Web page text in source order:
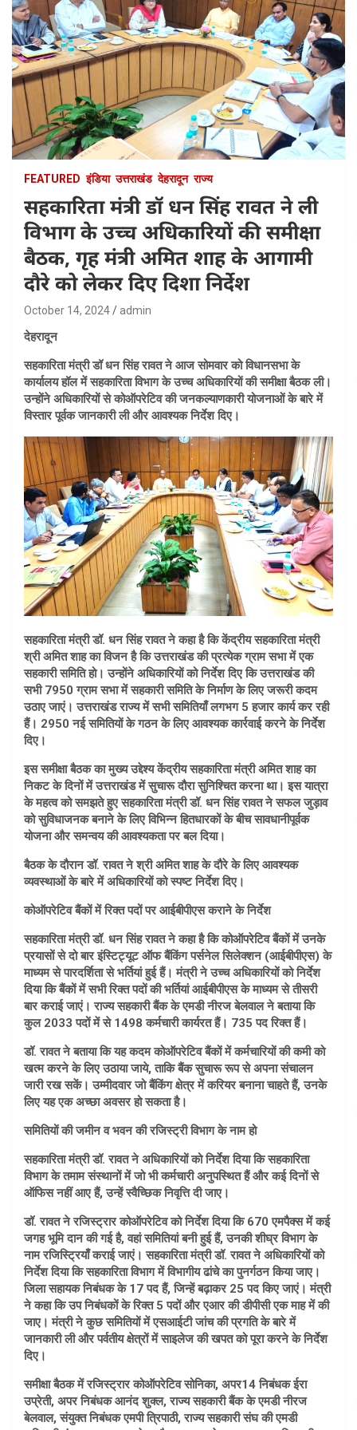
FEATURED इंडिया उत्तराखंड देहरादून राज्य
सहकारिता मंत्री डॉ धन सिंह रावत ने ली
विभाग के उच्च अधिकारियों की समीक्षा
बैठक, गृह मंत्री अमित शाह के आगामी
दौरे को लेकर दिए दिशा निर्देश
October 14, 2024 admin
देहरादून
सहकारिता मंत्री डॉ धन सिंह रावत ने आज सोमवार को विधानसभा के
कार्यालय हॉल में सहकारिता विभाग के उच्च अधिकारियों की समीक्षा बैठक ली।
उन्होंने अधिकारियों से कोऑपरेटिव की जनकल्याणकारी योजनाओं के बारे में
विस्तार पूर्वक जानकारी ली और आवश्यक निर्देश दिए।
सहकारिता मंत्री डॉ. धन सिंह रावत ने कहा है कि केंद्रीय सहकारिता मंत्री
श्री अमित शाह का विजन है कि उत्तराखंड की प्रत्येक ग्राम सभा में एक
सहकारी समिति हो। उन्होंने अधिकारियों को निर्देश दिए कि उत्तराखंड की
सभी 7950 ग्राम सभा में सहकारी समिति के निर्माण के लिए जरूरी कदम
उठाए जाएं। उत्तराखंड राज्य में सभी समितियाँ लगभग 5 हजार कार्य कर रही
हैं। 2950 नई समितियों के गठन के लिए आवश्यक कार्रवाई करने के निर्देश
दिए।
इस समीक्षा बैठक का मुख्य उद्देश्य केंद्रीय सहकारिता मंत्री अमित शाह का
निकट के दिनों में उत्तराखंड में सुचारू दौरा सुनिश्चित करना था। इस यात्रा
के महत्व को समझते हुए सहकारिता मंत्री डॉ. धन सिंह रावत ने सफल जुड़ाव
को सुविधाजनक बनाने के लिए विभिन्न हितधारकों के बीच सावधानीपूर्वक
योजना और समन्वय की आवश्यकता पर बल दिया।
बैठक के दौरान डॉ. रावत ने श्री अमित शाह के दौरे के लिए आवश्यक
व्यवस्थाओं के बारे में अधिकारियों को स्पष्ट निर्देश दिए।
कोऑपरेटिव बैंकों में रिक्त पदों पर आईबीपीएस कराने के निर्देश
सहकारिता मंत्री डॉ. धन सिंह रावत ने कहा है कि कोऑपरेटिव बैंकों में उनके
प्रयासों से दो बार इंस्टिट्यूट ऑफ बैंकिंग पर्सनेल सिलेक्शन (आईबीपीएस) के
माध्यम से पारदर्शिता से भर्तियां हुई हैं। मंत्री ने उच्च अधिकारियों को निर्देश
दिया कि बैंकों में सभी रिक्त पदों की भर्तियां आईबीपीएस के माध्यम से तीसरी
बार कराई जाएं। राज्य सहकारी बैंक के एमडी नीरज बेलवाल ने बताया कि
कुल 2033 पदों में से 1498 कर्मचारी कार्यरत हैं। 735 पद रिक्त हैं।
डॉ. रावत ने बताया कि यह कदम कोऑपरेटिव बैंकों में कर्मचारियों की कमी को
खत्म करने के लिए उठाया जाये, ताकि बैंक सुचारू रूप से अपना संचालन
जारी रख सकें। उम्मीदवार जो बैंकिंग क्षेत्र में करियर बनाना चाहते हैं, उनके
लिए यह एक अच्छा अवसर हो सकता है।
समितियों की जमीन व भवन की रजिस्ट्री विभाग के नाम हो
सहकारिता मंत्री डॉ. रावत ने अधिकारियों को निर्देश दिया कि सहकारिता
विभाग के तमाम संस्थानों में जो भी कर्मचारी अनुपस्थित हैं और कई दिनों से
ऑफिस नहीं आए हैं, उन्हें स्वैच्छिक निवृत्ति दी जाए।
डॉ. रावत ने रजिस्ट्रार कोऑपरेटिव को निर्देश दिया कि 670 एमपैक्स में कई
जगह भूमि दान की गई है, वहां समितियां बनी हुई हैं, उनकी शीघ्र विभाग के
नाम रजिस्ट्रियाँ कराई जाएं। सहकारिता मंत्री डॉ. रावत ने अधिकारियों को
निर्देश दिया कि सहकारिता विभाग में विभागीय ढांचे का पुनर्गठन किया जाए।
जिला सहायक निबंधक के 17 पद हैं, जिन्हें बढ़ाकर 25 पद किए जाएं। मंत्री
ने कहा कि उप निबंधकों के रिक्त 5 पदों और एआर की डीपीसी एक माह में की
जाए। मंत्री ने कुछ समितियों में एसआईटी जांच की प्रगति के बारे में
जानकारी ली और पर्वतीय क्षेत्रों में साइलेज की खपत को पूरा करने के निर्देश
दिए।
समीक्षा बैठक में रजिस्ट्रार कोऑपरेटिव सोनिका, अपर14 निबंधक ईरा
उप्रेती, अपर निबंधक आनंद शुक्ल, राज्य सहकारी बैंक के एमडी नीरज
बेलवाल, संयुक्त निबंधक एमपी त्रिपाठी, राज्य सहकारी संघ की एमडी